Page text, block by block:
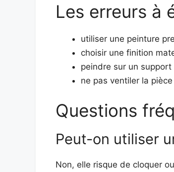
Les erreurs à
utiliser une peinture
choisir une finition
peindre sur un support
ne pas ventiler la pièce
Questions
Peut-on utiliser
Non, elle risque de cloquer